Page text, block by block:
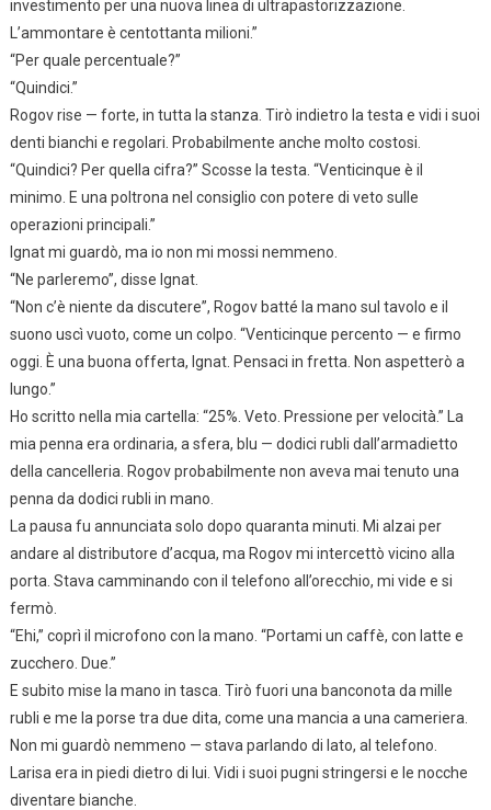
investimento per una nuova linea di ultrapastorizzazione.
L’ammontare è centottanta milioni.”
“Per quale percentuale?”
“Quindici.”
Rogov rise — forte, in tutta la stanza. Tirò indietro la testa e vidi i suoi
denti bianchi e regolari. Probabilmente anche molto costosi.
“Quindici? Per quella cifra?” Scosse la testa. “Venticinque è il
minimo. E una poltrona nel consiglio con potere di veto sulle
operazioni principali.”
Ignat mi guardò, ma io non mi mossi nemmeno.
“Ne parleremo”, disse Ignat.
“Non c’è niente da discutere”, Rogov batté la mano sul tavolo e il
suono uscì vuoto, come un colpo. “Venticinque percento — e firmo
oggi. È una buona offerta, Ignat. Pensaci in fretta. Non aspetterò a
lungo.”
Ho scritto nella mia cartella: “25%. Veto. Pressione per velocità.” La
mia penna era ordinaria, a sfera, blu — dodici rubli dall’armadietto
della cancelleria. Rogov probabilmente non aveva mai tenuto una
penna da dodici rubli in mano.
La pausa fu annunciata solo dopo quaranta minuti. Mi alzai per
andare al distributore d’acqua, ma Rogov mi intercettò vicino alla
porta. Stava camminando con il telefono all’orecchio, mi vide e si
fermò.
“Ehi,” coprì il microfono con la mano. “Portami un caffè, con latte e
zucchero. Due.”
E subito mise la mano in tasca. Tirò fuori una banconota da mille
rubli e me la porse tra due dita, come una mancia a una cameriera.
Non mi guardò nemmeno — stava parlando di lato, al telefono.
Larisa era in piedi dietro di lui. Vidi i suoi pugni stringersi e le nocche
diventare bianche.